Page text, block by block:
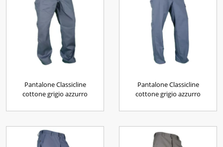
Pantalone Classicline
cottone grigio azzurro
Pantalone Classicline
cottone grigio azzurro